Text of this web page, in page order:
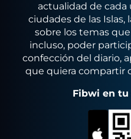
actualidad de cada
ciudades de las
sobre los temas
incluso, poder
confección del diario,
que quiera compartir
Fibwi en